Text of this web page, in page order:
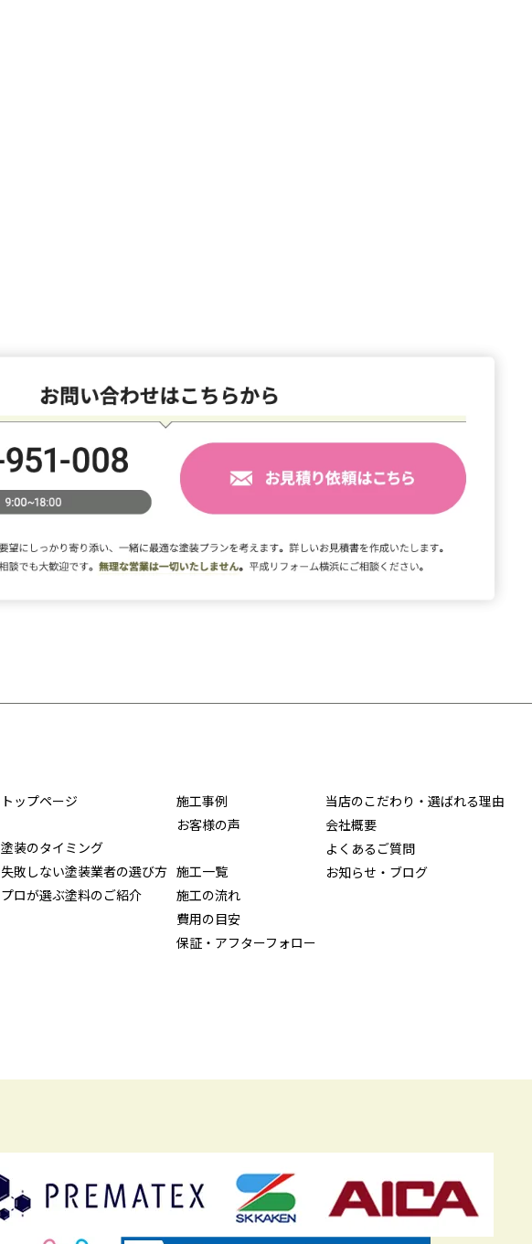
トップページ
塗装のタイミング
失敗しない塗装業者の選び方
プロが選ぶ塗料のご紹介
施工事例
お客様の声
施工一覧
施工の流れ
費用の目安
保証・アフターフォロー
当店のこだわり・選ばれる理由
会社概要
よくあるご質問
お知らせ・ブログ